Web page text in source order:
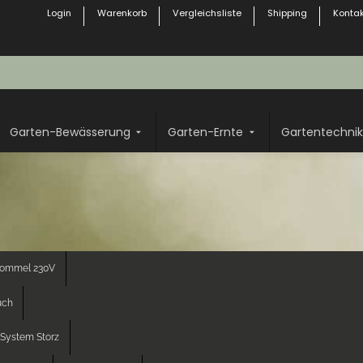
Login Warenkorb Vergleichsliste Shipping
Garten-Bewässerung Garten-Ernte Gartentechnik
230V
Storz